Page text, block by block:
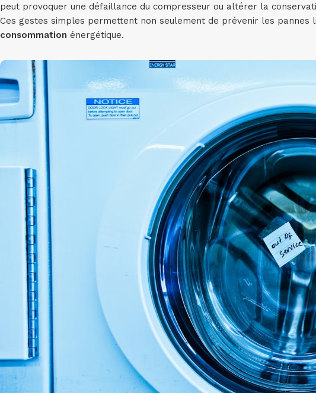
peut provoquer une défaillance du compresseur ou altérer la
Ces gestes simples permettent non seulement de prévenir les pannes
consommation énergétique.